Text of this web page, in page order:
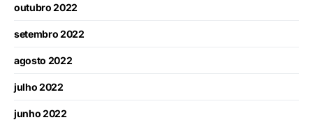
outubro 2022
setembro 2022
agosto 2022
julho 2022
junho 2022